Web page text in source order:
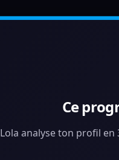
Ce
Lola analyse ton profil